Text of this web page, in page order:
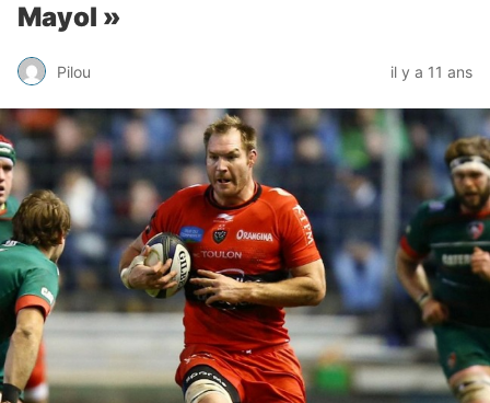
Mayol »
Pilou il y a 11 ans